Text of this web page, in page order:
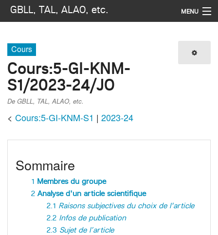
GBLL, TAL, ALAO, etc. MENU
Imprimer / exporter
Rechercher
Cours
Cours:5-GI-KNM-
S1/2023-24/JO
De GBLL, TAL, ALAO, etc.
< Cours:5-GI-KNM-S1 ‎ | 2023-24
Sommaire
1 Membres du groupe
2 Analyse d'un article scientifique
2.1 Raisons subjectives du choix de l'article
2.2 Infos de publication
2.3 Sujet de l’article